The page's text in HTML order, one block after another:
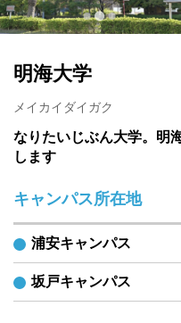
明海大学
メイカイダイガク
なりたいじぶん大学。明
します
キャンパス所在地
浦安キャンパス
坂戸キャンパス